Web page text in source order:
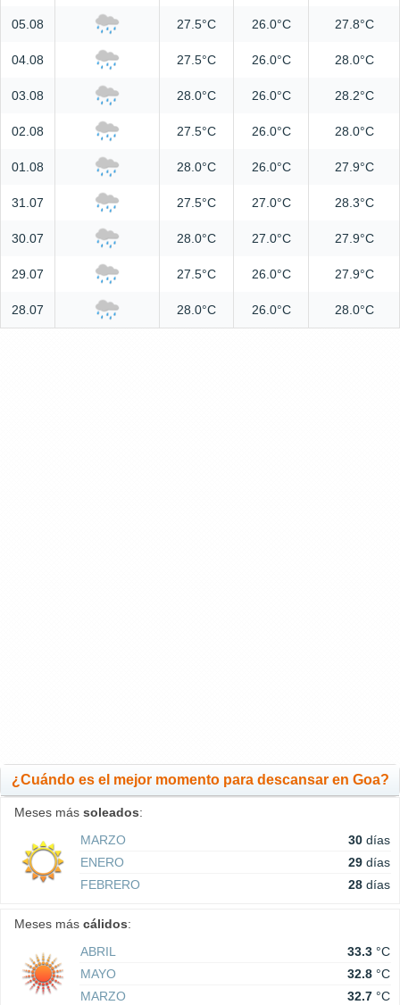
05.08 27.5°C 26.0°C 27.8°C
04.08 27.5°C 26.0°C 28.0°C
03.08 28.0°C 26.0°C 28.2°C
02.08 27.5°C 26.0°C 28.0°C
01.08 28.0°C 26.0°C 27.9°C
31.07 27.5°C 27.0°C 28.3°C
30.07 28.0°C 27.0°C 27.9°C
29.07 27.5°C 26.0°C 27.9°C
28.07 28.0°C 26.0°C 28.0°C
¿Cuándo es el mejor momento para descansar en Goa?
Meses más soleados:
MARZO
30 días
ENERO
29 días
FEBRERO
28 días
Meses más cálidos:
ABRIL
33.3 °C
MAYO
32.8 °C
MARZO
32.7 °C